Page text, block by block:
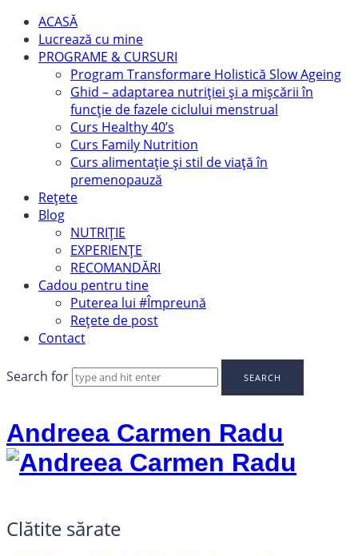
ACASĂ
Lucrează cu mine
PROGRAME & CURSURI
Program Transformare Holistică Slow Ageing
Ghid – adaptarea nutriției și a mișcării în
funcție de fazele ciclului menstrual
Curs Healthy 40’s
Curs Family Nutrition
Curs alimentație și stil de viață în
premenopauză
Rețete
Blog
NUTRIȚIE
EXPERIENȚE
RECOMANDĂRI
Cadou pentru tine
Puterea lui #Împreună
Rețete de post
Contact
Search for
Andreea Carmen Radu
Clătite sărate